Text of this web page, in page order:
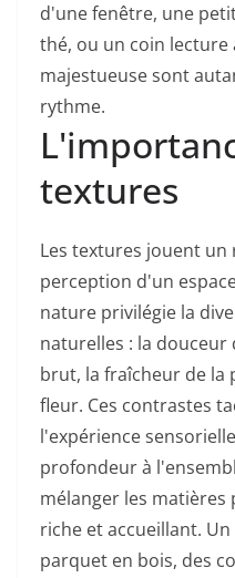
d'une fenêtre, une
thé, ou un coin lecture
majestueuse sont
rythme.
textures
Les textures jouent un
perception d'un
nature privilégie la
naturelles : la
brut, la fraîcheur de la
fleur. Ces contrastes
l'expérience
profondeur à
mélanger les
riche et accueillant.
parquet en bois, des